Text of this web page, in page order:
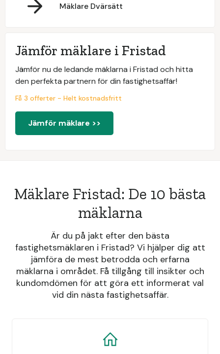
Mäklare Dvärsätt
Jämför mäklare i Fristad
Jämför nu de ledande mäklarna i Fristad och hitta
den perfekta partnern för din fastighetsaffär!
Få 3 offerter - Helt kostnadsfritt
Jämför mäklare >>
Mäklare Fristad: De 10 bästa
mäklarna
Är du på jakt efter den bästa
fastighetsmäklaren i Fristad? Vi hjälper dig att
jämföra de mest betrodda och erfarna
mäklarna i området. Få tillgång till insikter och
kundomdömen för att göra ett informerat val
vid din nästa fastighetsaffär.